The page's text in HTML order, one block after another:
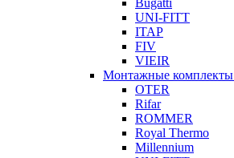
Bugatti
UNI-FITT
ITAP
FIV
VIEIR
Монтажные комплекты
OTER
Rifar
ROMMER
Royal Thermo
Millennium